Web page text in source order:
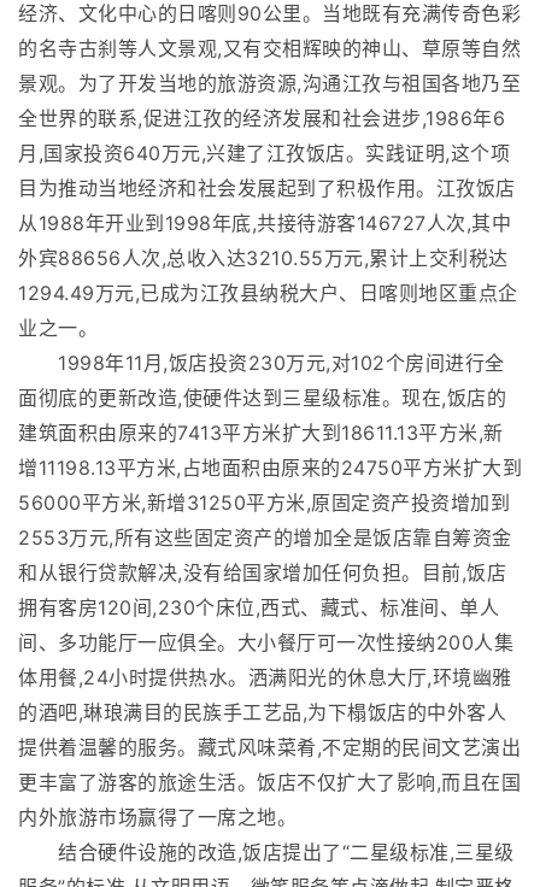
经济、文化中心的日喀则90公里。当地既有充满传奇色彩
的名寺古刹等人文景观,又有交相辉映的神山、草原等自然
景观。为了开发当地的旅游资源,沟通江孜与祖国各地乃至
全世界的联系,促进江孜的经济发展和社会进步,1986年6
月,国家投资640万元,兴建了江孜饭店。实践证明,这个项
目为推动当地经济和社会发展起到了积极作用。江孜饭店
从1988年开业到1998年底,共接待游客146727人次,其中
外宾88656人次,总收入达3210.55万元,累计上交利税达
1294.49万元,已成为江孜县纳税大户、日喀则地区重点企
业之一。
1998年11月,饭店投资230万元,对102个房间进行全
面彻底的更新改造,使硬件达到三星级标准。现在,饭店的
建筑面积由原来的7413平方米扩大到18611.13平方米,新
增11198.13平方米,占地面积由原来的24750平方米扩大到
56000平方米,新增31250平方米,原固定资产投资增加到
2553万元,所有这些固定资产的增加全是饭店靠自筹资金
和从银行贷款解决,没有给国家增加任何负担。目前,饭店
拥有客房120间,230个床位,西式、藏式、标准间、单人
间、多功能厅一应俱全。大小餐厅可一次性接纳200人集
体用餐,24小时提供热水。洒满阳光的休息大厅,环境幽雅
的酒吧,琳琅满目的民族手工艺品,为下榻饭店的中外客人
提供着温馨的服务。藏式风味菜肴,不定期的民间文艺演出
更丰富了游客的旅途生活。饭店不仅扩大了影响,而且在国
内外旅游市场赢得了一席之地。
结合硬件设施的改造,饭店提出了“二星级标准,三星级